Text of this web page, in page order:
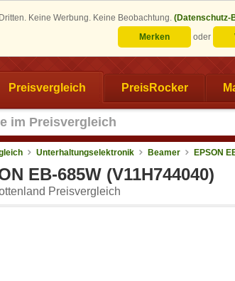
Keine Werbung. Keine Beobachtung. (Datenschutz-
Merken
oder
Preisvergleich PreisRocker
Unterhaltungselektronik Beamer EPSON
EB-685W (V11H744040)
Preisvergleich